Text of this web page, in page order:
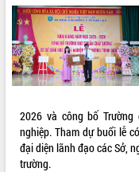
Định vị cà phê Việt Nam như
sản sống” trong dòng chảy
Xây dựng nông thôn mới:
sống người dân từ những mô
thực
Quyết liệt tháo gỡ vướng mắc,
nhanh tiến độ các dự án trọng
trong Khu kinh tế Nam Phú Yên
Hòn Yến phát triển du lịch gắn
tồn biển
2026 và công bố
nghiệp. Tham dự buổi lễ
đại diện lãnh đạo các Sở,
trường.